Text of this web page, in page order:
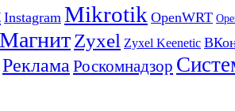
Instagram Mikrotik OpenWRT
Zyxel Zyxel Keenetic
Реклама Роскомнадзор